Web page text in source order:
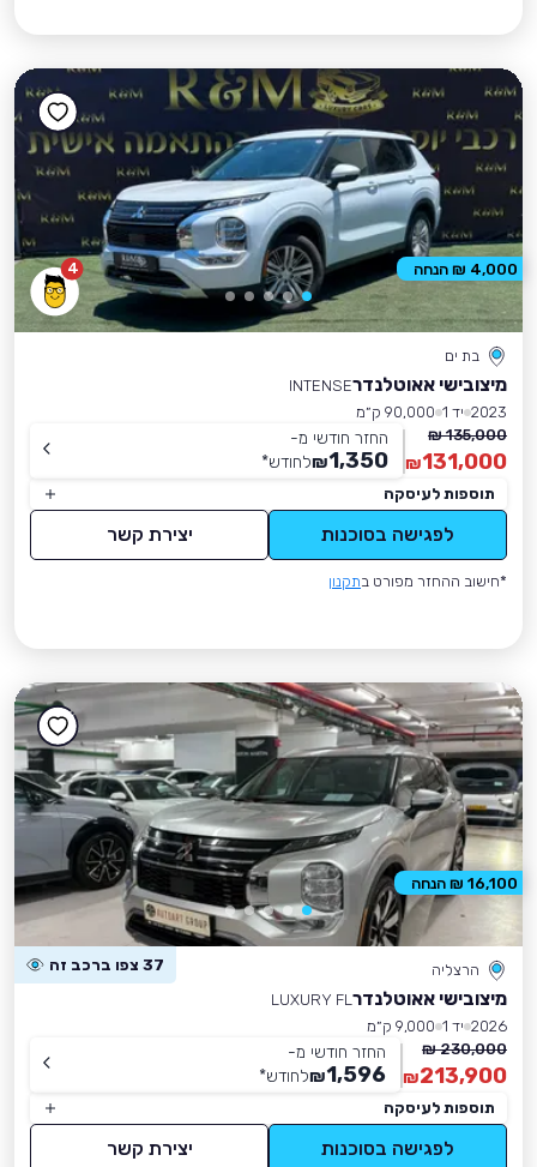
4
בת ים
מיצובישי אאוטלנדרINTENSE
2023 יד 1
90,000 ק״מ
135,000 ₪
131,000
₪
החזר חודשי מ-
1,350
₪לחודש*
תוספות לעיסקה
לפגישה בסוכנות יצירת קשר
*חישוב ההחזר מפורט בתקנון
4,000 ₪ הנחה
הרצליה 37 צפו ברכב זה
מיצובישי אאוטלנדר LUXURY FL
2026 יד 1
9,000 ק״מ
230,000 ₪
213,900
₪
החזר חודשי מ-
1,596
₪לחודש*
תוספות לעיסקה
לפגישה בסוכנות יצירת קשר
16,100 ₪ הנחה